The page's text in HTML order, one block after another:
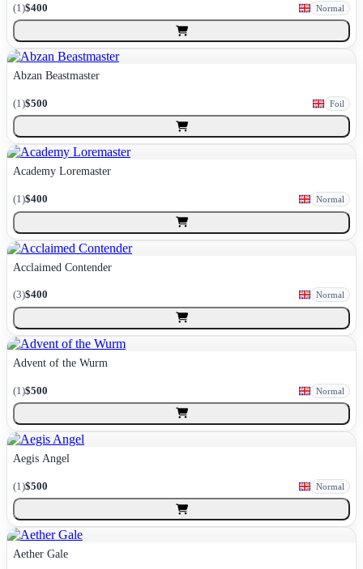
(1)$400 Normal
Abzan Beastmaster
(1)$500 Foil
Academy Loremaster
(1)$400 Normal
Acclaimed Contender
(3)$400 Normal
Advent of the Wurm
(1)$500 Normal
Aegis Angel
(1)$500 Normal
Aether Gale